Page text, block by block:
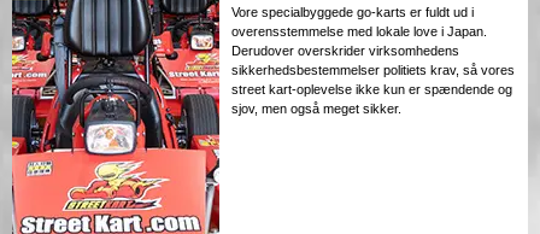
Vore specialbyggede go-karts er fuldt ud i
overensstemmelse med lokale love i Japan.
Derudover overskrider virksomhedens
sikkerhedsbestemmelser politiets krav, så vores
street kart-oplevelse ikke kun er spændende og
sjov, men også meget sikker.